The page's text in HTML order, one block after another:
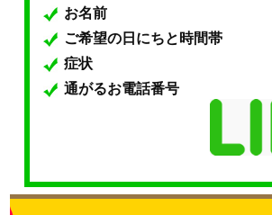
お名前
ご希望の日にちと時間帯
症状
通がるお電話番号